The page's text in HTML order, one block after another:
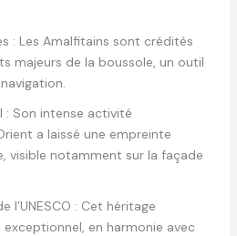
: Les Amalfitains sont crédités
majeurs de la boussole, un outil
: Son intense activité
a laissé une empreinte
visible notamment sur la façade
l’UNESCO : Cet héritage
en harmonie avec